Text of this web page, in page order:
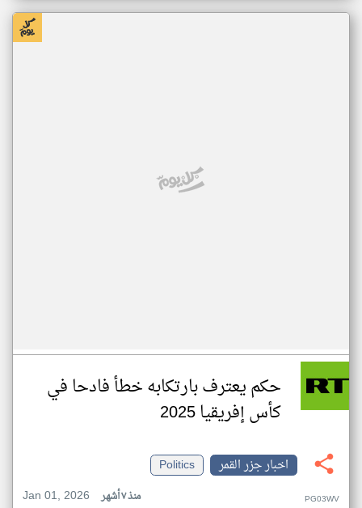
حكم يعترف بارتكابه خطأ فادحا في
كأس إفريقيا 2025
اخبار جزر القمر
Politics
Jan 01, 2026
منذ ٧ أشهر PG03WV